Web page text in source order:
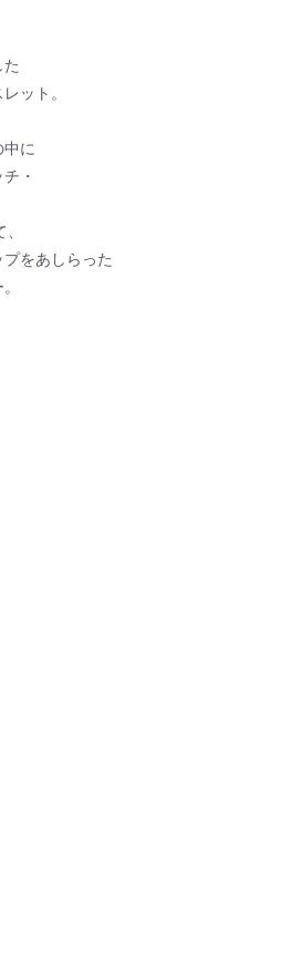
ット。
に
・
をあしらった